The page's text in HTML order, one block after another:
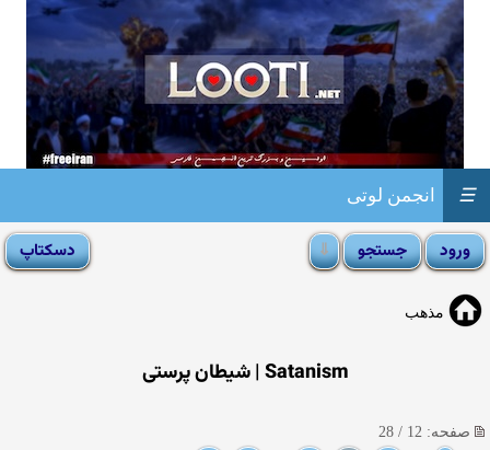
انجمن لوتی ☰
مذهب
Satanism | شیطان پرستی
صفحه: 12 / 28